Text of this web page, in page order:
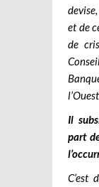
et de
de
Il
part
C’est